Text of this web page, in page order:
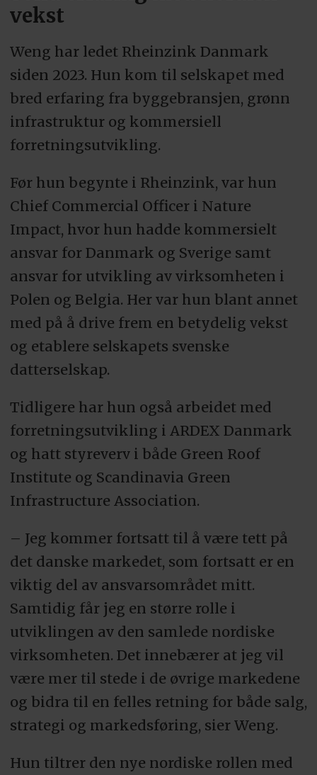
vekst
Weng har ledet Rheinzink Danmark
siden 2023. Hun kom til selskapet med
bred erfaring fra byggebransjen, grønn
infrastruktur og kommersiell
forretningsutvikling.
Før hun begynte i Rheinzink, var hun
Chief Commercial Officer i Nature
Impact, hvor hun hadde kommersielt
ansvar for Danmark og Sverige samt
ansvar for utvikling av virksomheten i
Polen og Belgia. Her var hun blant annet
med på å drive frem en betydelig vekst
og etablere selskapets svenske
datterselskap.
Tidligere har hun også arbeidet med
forretningsutvikling i ARDEX Danmark
og hatt styreverv i både Green Roof
Institute og Scandinavia Green
Infrastructure Association.
– Jeg kommer fortsatt til å være tett på
det danske markedet, som fortsatt er en
viktig del av ansvarsområdet mitt.
Samtidig får jeg en større rolle i
utviklingen av den samlede nordiske
virksomheten. Det innebærer at jeg vil
være mer til stede i de øvrige markedene
og bidra til en felles retning for både salg,
strategi og markedsføring, sier Weng.
Hun tiltrer den nye nordiske rollen med